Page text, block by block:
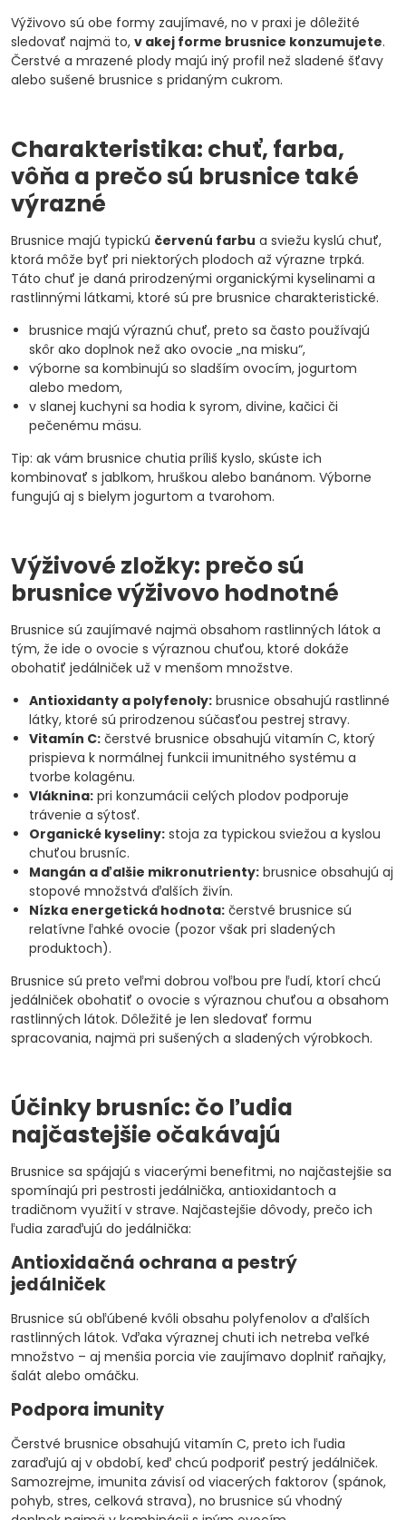
Výživovo sú obe formy zaujímavé, no v praxi je dôležité
sledovať najmä to, v akej forme brusnice konzumujete.
Čerstvé a mrazené plody majú iný profil než sladené šťavy
alebo sušené brusnice s pridaným cukrom.
Charakteristika: chuť, farba,
vôňa a prečo sú brusnice také
výrazné
Brusnice majú typickú červenú farbu a sviežu kyslú chuť,
ktorá môže byť pri niektorých plodoch až výrazne trpká.
Táto chuť je daná prirodzenými organickými kyselinami a
rastlinnými látkami, ktoré sú pre brusnice charakteristické.
brusnice majú výraznú chuť, preto sa často používajú
skôr ako doplnok než ako ovocie „na misku“,
výborne sa kombinujú so sladším ovocím, jogurtom
alebo medom,
v slanej kuchyni sa hodia k syrom, divine, kačici či
pečenému mäsu.
Tip: ak vám brusnice chutia príliš kyslo, skúste ich
kombinovať s jablkom, hruškou alebo banánom. Výborne
fungujú aj s bielym jogurtom a tvarohom.
Výživové zložky: prečo sú
brusnice výživovo hodnotné
Brusnice sú zaujímavé najmä obsahom rastlinných látok a
tým, že ide o ovocie s výraznou chuťou, ktoré dokáže
obohatiť jedálniček už v menšom množstve.
Antioxidanty a polyfenoly: brusnice obsahujú rastlinné
látky, ktoré sú prirodzenou súčasťou pestrej stravy.
Vitamín C: čerstvé brusnice obsahujú vitamín C, ktorý
prispieva k normálnej funkcii imunitného systému a
tvorbe kolagénu.
Vláknina: pri konzumácii celých plodov podporuje
trávenie a sýtosť.
Organické kyseliny: stoja za typickou sviežou a kyslou
chuťou brusníc.
Mangán a ďalšie mikronutrienty: brusnice obsahujú aj
stopové množstvá ďalších živín.
Nízka energetická hodnota: čerstvé brusnice sú
relatívne ľahké ovocie (pozor však pri sladených
produktoch).
Brusnice sú preto veľmi dobrou voľbou pre ľudí, ktorí chcú
jedálniček obohatiť o ovocie s výraznou chuťou a obsahom
rastlinných látok. Dôležité je len sledovať formu
spracovania, najmä pri sušených a sladených výrobkoch.
Účinky brusníc: čo ľudia
najčastejšie očakávajú
Brusnice sa spájajú s viacerými benefitmi, no najčastejšie sa
spomínajú pri pestrosti jedálnička, antioxidantoch a
tradičnom využití v strave. Najčastejšie dôvody, prečo ich
ľudia zaraďujú do jedálnička:
Antioxidačná ochrana a pestrý
jedálniček
Brusnice sú obľúbené kvôli obsahu polyfenolov a ďalších
rastlinných látok. Vďaka výraznej chuti ich netreba veľké
množstvo – aj menšia porcia vie zaujímavo doplniť raňajky,
šalát alebo omáčku.
Podpora imunity
Čerstvé brusnice obsahujú vitamín C, preto ich ľudia
zaraďujú aj v období, keď chcú podporiť pestrý jedálniček.
Samozrejme, imunita závisí od viacerých faktorov (spánok,
pohyb, stres, celková strava), no brusnice sú vhodný